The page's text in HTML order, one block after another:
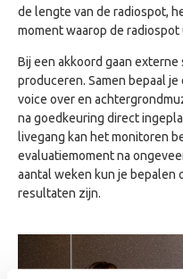
de lengte van de radiospot,
moment waarop de
Bij een akkoord gaan
produceren. Samen bepaal
voice over en
na goedkeuring direct
livegang kan het monitoren
evaluatiemoment na
aantal weken kun je bepalen
resultaten zijn.